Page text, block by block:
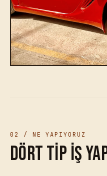
02 / NE YAPIYORUZ
Dört tip iş